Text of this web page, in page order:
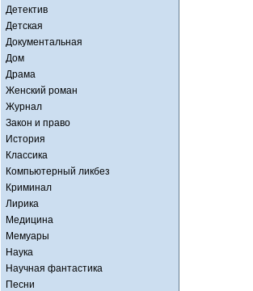
Детектив
Детская
Документальная
Дом
Драма
Женский роман
Журнал
Закон и право
История
Классика
Компьютерный ликбез
Криминал
Лирика
Медицина
Мемуары
Наука
Научная фантастика
Песни